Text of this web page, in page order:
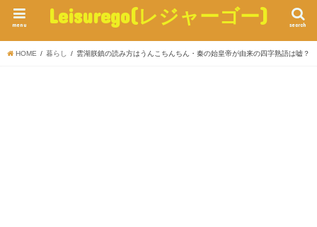
Leisurego(レジャーゴー) search
menu
HOME 暮らし 雲湖朕鎮の読み方はうんこちんちん・秦の始皇帝が由来の四字熟語は嘘？